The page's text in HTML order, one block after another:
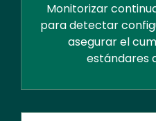
Monitorizar
para detectar
asegurar el
estándares